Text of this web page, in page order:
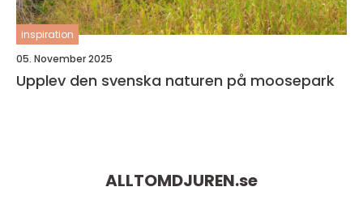
inspiration
05. November 2025
Upplev den svenska naturen på moosepark
ALLTOMDJUREN.se